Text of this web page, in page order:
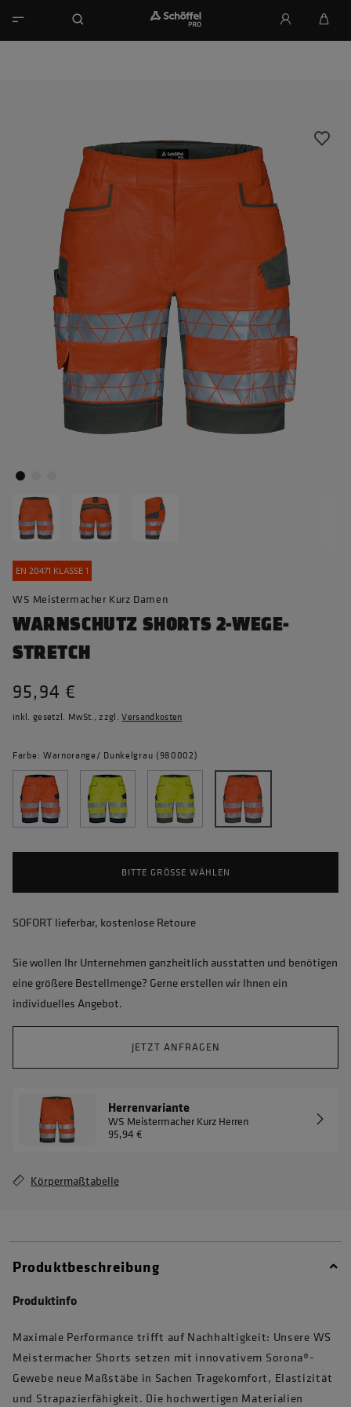
EN 20471 KLASSE 1
WS Meistermacher Kurz Damen
WARNSCHUTZ SHORTS 2-WEGE-
STRETCH
95,94 €
inkl. gesetzl. MwSt., zzgl.Versandkosten
Farbe: Warnorange/ Dunkelgrau (980002)
BITTE GRÖSSE WÄHLEN
SOFORT lieferbar, kostenlose Retoure
Sie wollen Ihr Unternehmen ganzheitlich ausstatten und benötigen
eine größere Bestellmenge? Gerne erstellen wir Ihnen ein
individuelles Angebot.
JETZT ANFRAGEN
Herrenvariante
WS Meistermacher Kurz Herren
95,94 €
Körpermaßtabelle
Produktbeschreibung
Produktinfo
Maximale Performance trifft auf Nachhaltigkeit: Unsere WS
Meistermacher Shorts setzen mit innovativem Sorona®-
Gewebe neue Maßstäbe in Sachen Tragekomfort, Elastizität
und Strapazierfähigkeit. Die hochwertigen Materialien